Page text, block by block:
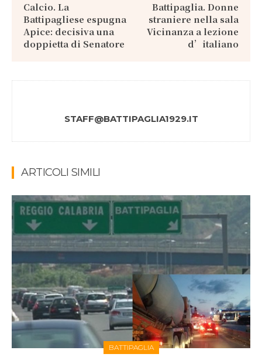
Calcio. La
Battipagliese espugna
Apice: decisiva una
doppietta di Senatore
Battipaglia. Donne
straniere nella sala
Vicinanza a lezione
d’italiano
STAFF@BATTIPAGLIA1929.IT
ARTICOLI SIMILI
BATTIPAGLIA